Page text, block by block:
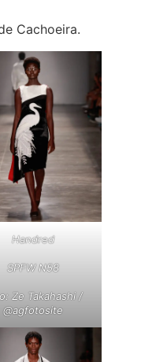
Cachoeira.
Handred
SPFW N58
Ze Takahashi /
@agfotosite